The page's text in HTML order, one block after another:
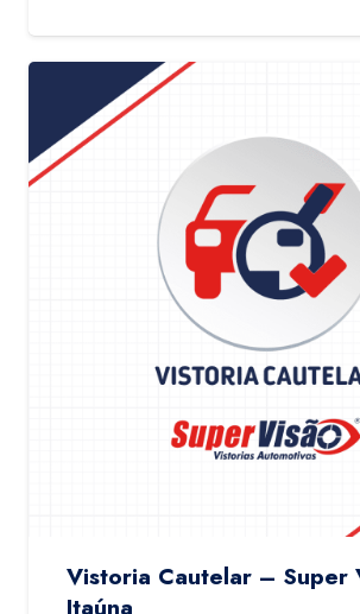
Vistoria Cautelar – Super
Itaúna